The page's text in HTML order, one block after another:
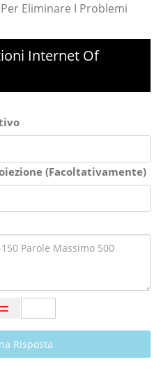
Eliminare I Problemi
Internet Of
(Facoltativamente)
Risposta